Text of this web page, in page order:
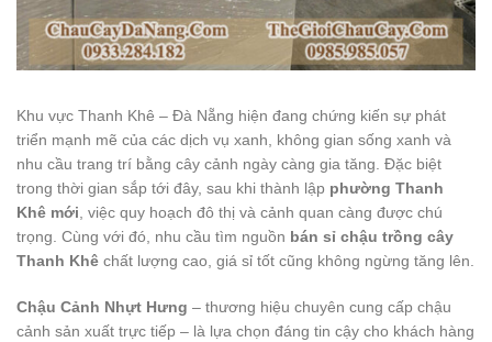
Khu vực Thanh Khê – Đà Nẵng hiện đang chứng kiến sự phát
triển mạnh mẽ của các dịch vụ xanh, không gian sống xanh và
nhu cầu trang trí bằng cây cảnh ngày càng gia tăng. Đặc biệt
trong thời gian sắp tới đây, sau khi thành lập phường Thanh
Khê mới, việc quy hoạch đô thị và cảnh quan càng được chú
trọng. Cùng với đó, nhu cầu tìm nguồn bán sỉ chậu trồng cây
Thanh Khê chất lượng cao, giá sỉ tốt cũng không ngừng tăng lên.
Chậu Cảnh Nhựt Hưng – thương hiệu chuyên cung cấp chậu
cảnh sản xuất trực tiếp – là lựa chọn đáng tin cậy cho khách hàng